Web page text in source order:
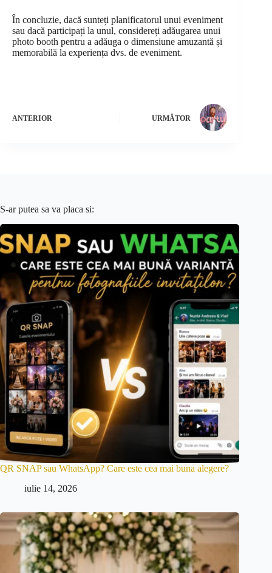
În concluzie, dacă sunteți planificatorul unui eveniment
sau dacă participați la unul, considereți adăugarea unui
photo booth pentru a adăuga o dimensiune amuzantă și
memorabilă la experiența dvs. de eveniment.
ANTERIOR URMĂTOR
S-ar putea sa va placa si:
QR SNAP sau WhatsApp? Care este cea mai buna alegere?
iulie 14, 2026